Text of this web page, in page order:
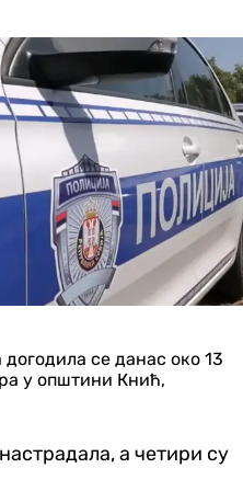
се данас око 13
у општини Кнић,
а четири су